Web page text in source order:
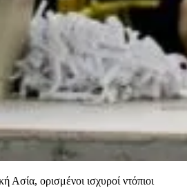
Ασία, ορισμένοι ισχυροί ντόπιοι